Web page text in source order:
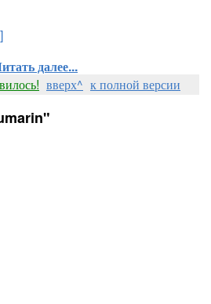
далее...
вверх^ к полной версии